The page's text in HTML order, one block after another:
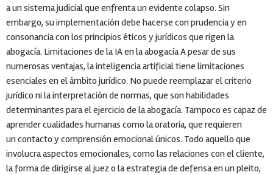
a un sistema judicial que enfrenta un evidente colapso. Sin
embargo, su implementación debe hacerse con prudencia y en
consonancia con los principios éticos y jurídicos que rigen la
abogacía. Limitaciones de la IA en la abogacía A pesar de sus
numerosas ventajas, la inteligencia artificial tiene limitaciones
esenciales en el ámbito jurídico. No puede reemplazar el criterio
jurídico ni la interpretación de normas, que son habilidades
determinantes para el ejercicio de la abogacía. Tampoco es capaz de
aprender cualidades humanas como la oratoria, que requieren
un contacto y comprensión emocional únicos. Todo aquello que
involucra aspectos emocionales, como las relaciones con el cliente,
la forma de dirigirse al juez o la estrategia de defensa en un pleito,